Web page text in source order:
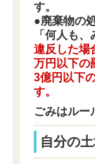
す。
●廃棄物の
「何人も
違反した場
万円以下の
3億円以下
す。
ごみはルー
自分の